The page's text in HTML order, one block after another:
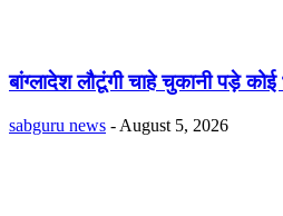
बांग्लादेश लौटूंगी चाहे चुकानी पड़े
sabguru news - August 5, 2026